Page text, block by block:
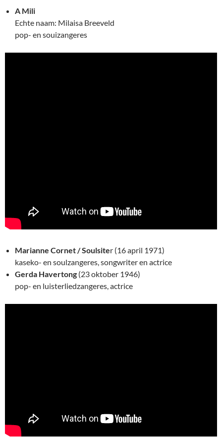
A Mili
Echte naam: Milaisa Breeveld
pop- en souizangeres
Marianne Cornet / Soulsiter (16 april 1971)
kaseko- en soulzangeres, songwriter en actrice
Gerda Havertong (23 oktober 1946)
pop- en luisterliedzangeres, actrice